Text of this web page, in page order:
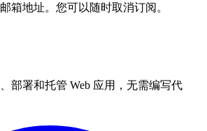
箱地址。您可以随时取消订阅。
部署和托管 Web 应用，无需编写代